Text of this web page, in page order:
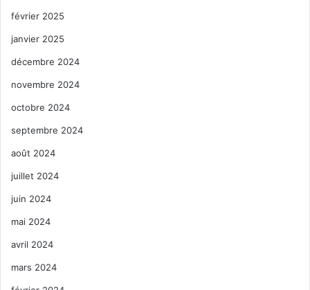
février 2025
janvier 2025
décembre 2024
novembre 2024
octobre 2024
septembre 2024
août 2024
juillet 2024
juin 2024
mai 2024
avril 2024
mars 2024